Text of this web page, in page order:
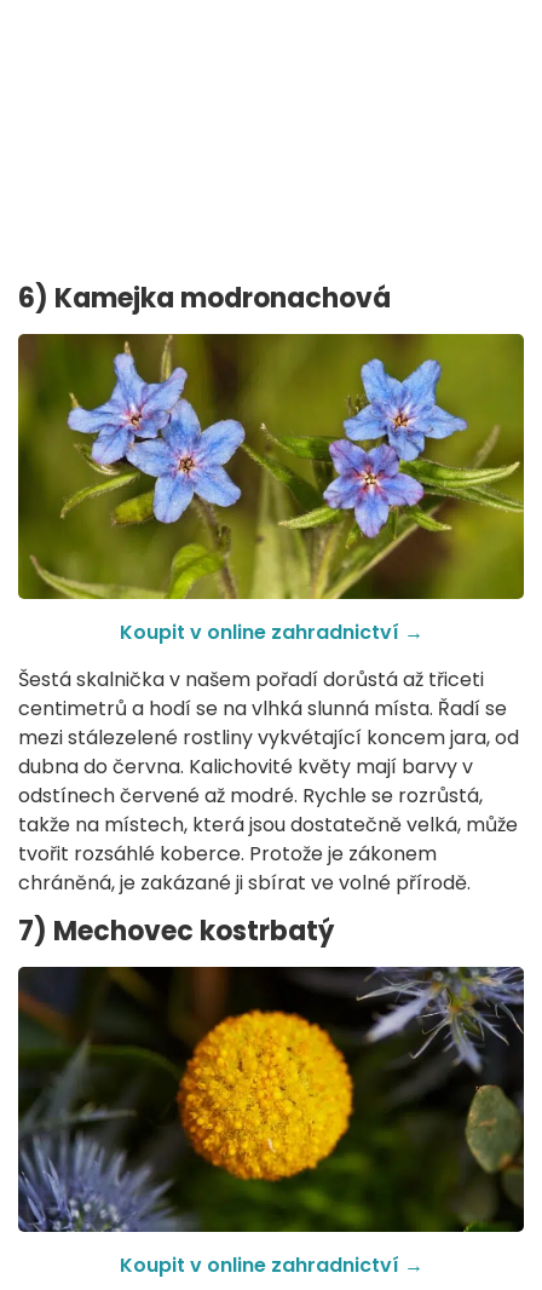
6) Kamejka modronachová
Koupit v online zahradnictví →
Šestá skalnička v našem pořadí dorůstá až třiceti
centimetrů a hodí se na vlhká slunná místa. Řadí se
mezi stálezelené rostliny vykvétající koncem jara, od
dubna do června. Kalichovité květy mají barvy v
odstínech červené až modré. Rychle se rozrůstá,
takže na místech, která jsou dostatečně velká, může
tvořit rozsáhlé koberce. Protože je zákonem
chráněná, je zakázané ji sbírat ve volné přírodě.
7) Mechovec kostrbatý
Koupit v online zahradnictví →